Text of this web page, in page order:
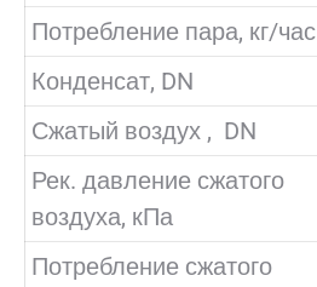
Потребление пара, кг/час
Конденсат, DN
Сжатый воздух , DN
Рек. давление сжатого
воздуха, кПа
Потребление сжатого